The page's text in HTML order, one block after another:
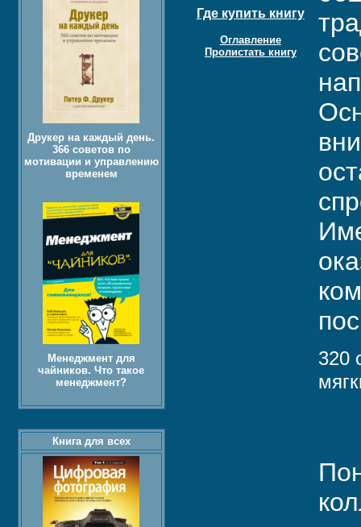
Где купить книгу
Оглавление
Пролистать книгу
320
Друкер на каждый день.
366 советов по
мотивации и управлению
временем
Менеджмент для
чайников. Что такое
менеджмент?
Книга для всех